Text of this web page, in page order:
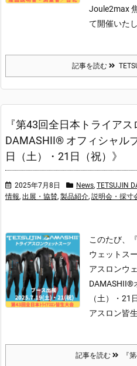
Joule2max
て開催いた
記事を読む
『第43回全日本トライア
DAMASHII® オフィシャル
日（土）・21日（祝）》
2025年7月8日 News, TETSUJIN
情報, 出展・協賛, 製品紹介, 説明会・採寸
このたび、
ウェットス
アスロンウ
DAMASHII®
（土）・21
アスロン皆
記事を読む 『